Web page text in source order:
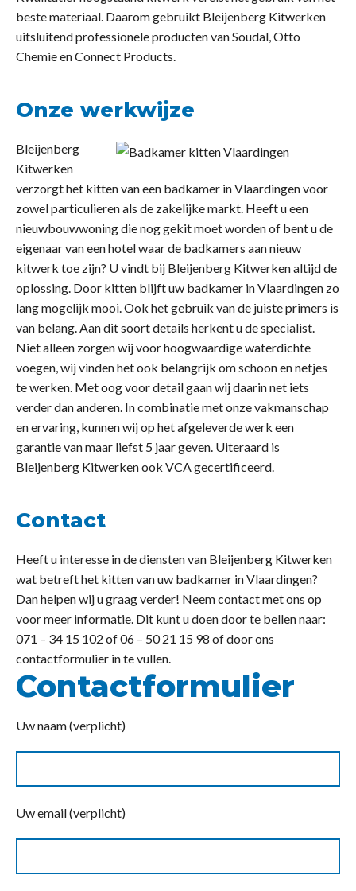
beste materiaal. Daarom gebruikt Bleijenberg Kitwerken
uitsluitend professionele producten van Soudal, Otto
Chemie en Connect Products.
Onze werkwijze
Bleijenberg
Kitwerken
verzorgt het kitten van een badkamer in Vlaardingen voor
zowel particulieren als de zakelijke markt. Heeft u een
nieuwbouwwoning die nog gekit moet worden of bent u de
eigenaar van een hotel waar de badkamers aan nieuw
kitwerk toe zijn? U vindt bij Bleijenberg Kitwerken altijd de
oplossing. Door kitten blijft uw badkamer in Vlaardingen zo
lang mogelijk mooi. Ook het gebruik van de juiste primers is
van belang. Aan dit soort details herkent u de specialist.
Niet alleen zorgen wij voor hoogwaardige waterdichte
voegen, wij vinden het ook belangrijk om schoon en netjes
te werken. Met oog voor detail gaan wij daarin net iets
verder dan anderen. In combinatie met onze vakmanschap
en ervaring, kunnen wij op het afgeleverde werk een
garantie van maar liefst 5 jaar geven. Uiteraard is
Bleijenberg Kitwerken ook VCA gecertificeerd.
Contact
Heeft u interesse in de diensten van Bleijenberg Kitwerken
wat betreft het kitten van uw badkamer in Vlaardingen?
Dan helpen wij u graag verder! Neem contact met ons op
voor meer informatie. Dit kunt u doen door te bellen naar:
071 – 34 15 102 of 06 – 50 21 15 98 of door ons
contactformulier in te vullen.
Contactformulier
Uw naam (verplicht)
Uw email (verplicht)